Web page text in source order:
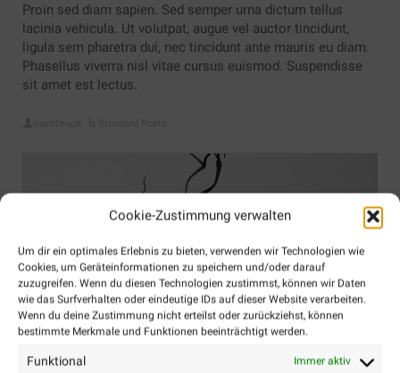
Cookie-Zustimmung verwalten
Um dir ein optimales Erlebnis zu bieten, verwenden wir Technologien wie
Cookies, um Geräteinformationen zu speichern und/oder darauf
zuzugreifen. Wenn du diesen Technologien zustimmst, können wir Daten
wie das Surfverhalten oder eindeutige IDs auf dieser Website verarbeiten.
Wenn du deine Zustimmung nicht erteilst oder zurückziehst, können
bestimmte Merkmale und Funktionen beeinträchtigt werden.
Funktional Immer aktiv
Proin sed diam sapien. Sed semper urna dictum tellus
lacinia vehicula. Ut volutpat, augue vel auctor tincidunt,
ligula sem pharetra dui, nec tincidunt ante mauris eu diam.
Phasellus viverra nisl vitae cursus euismod. Suspendisse
sit amet est lectus.